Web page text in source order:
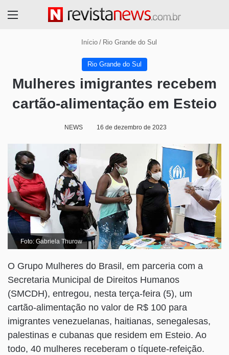
Início / Rio Grande do Sul
Rio Grande do Sul
Mulheres imigrantes recebem
cartão-alimentação em Esteio
NEWS 16 de dezembro de 2023
Foto: Gabriela Thurow
O Grupo Mulheres do Brasil, em parceria com a
Secretaria Municipal de Direitos Humanos
(SMCDH), entregou, nesta terça-feira (5), um
cartão-alimentação no valor de R$ 100 para
imigrantes venezuelanas, haitianas, senegalesas,
palestinas e cubanas que residem em Esteio. Ao
todo, 40 mulheres receberam o tíquete-refeição.